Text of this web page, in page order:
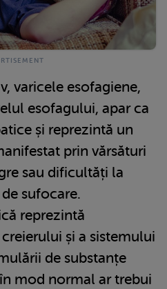
varicele esofagiene,
esofagului, apar ca
și reprezintă un
prin vărsături
sau dificultăți la
sufocare.
reprezintă
și a sistemului
de substanțe
mod normal ar trebui